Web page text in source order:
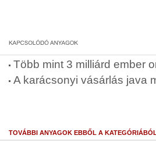
Több mint 3 milliárd ember
A karácsonyi vásárlás java
TOVÁBBI ANYAGOK EBBŐL A KATEGÓRIÁBÓL